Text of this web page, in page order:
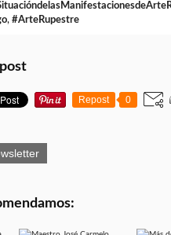
, #ArteRupestre
Repost 0